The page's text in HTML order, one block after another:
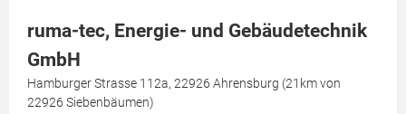
ruma-tec, Energie- und Gebäudetechnik
GmbH
Hamburger Strasse 112a, 22926 Ahrensburg (21km von
22926 Siebenbäumen)